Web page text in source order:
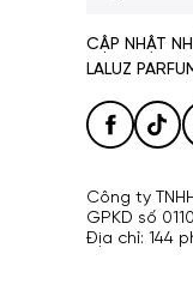
CẬP NHẬT
LALUZ
Công ty
GPKD số
Địa chỉ: 144